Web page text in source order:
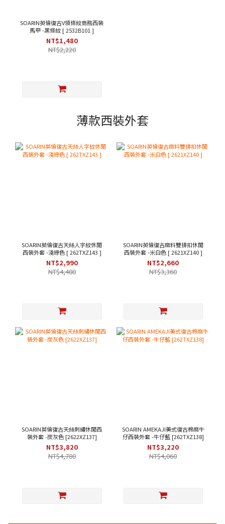
SOARIN英倫復古V領條紋商務西裝
馬甲 -黑條紋 [ 2532B101 ]
NT$1,480
NT$2,220
薄款西裝外套
SOARIN英倫復古天絲人字紋休閒
西裝外套 -淺綠色 [ 262TXZ143 ]
NT$2,990
NT$4,480
SOARIN英倫復古麻料雙排扣休閒
西裝外套 -米白色 [ 2621XZ140 ]
NT$2,660
NT$3,360
SOARIN英倫復古天絲刺繡休閒西
裝外套 -炭灰色 [2622XZ137]
NT$3,820
NT$4,780
SOARIN AMEKAJI美式復古棉麻牛
仔西裝外套 -牛仔藍 [262TXZ138]
NT$3,220
NT$4,060